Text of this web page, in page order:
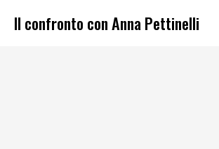
Il confronto con Anna Pettinelli